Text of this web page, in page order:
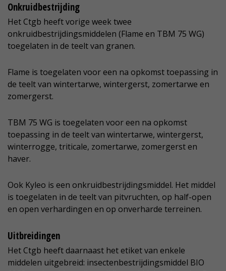
Onkruidbestrijding
Het Ctgb heeft vorige week twee
onkruidbestrijdingsmiddelen (Flame en TBM 75 WG)
toegelaten in de teelt van granen.
Flame is toegelaten voor een na opkomst toepassing in
de teelt van wintertarwe, wintergerst, zomertarwe en
zomergerst.
TBM 75 WG is toegelaten voor een na opkomst
toepassing in de teelt van wintertarwe, wintergerst,
winterrogge, triticale, zomertarwe, zomergerst en
haver.
Ook Kyleo is een onkruidbestrijdingsmiddel. Het middel
is toegelaten in de teelt van pitvruchten, op half-open
en open verhardingen en op onverharde terreinen.
Uitbreidingen
Het Ctgb heeft daarnaast het etiket van enkele
middelen uitgebreid: insectenbestrijdingsmiddel BIO